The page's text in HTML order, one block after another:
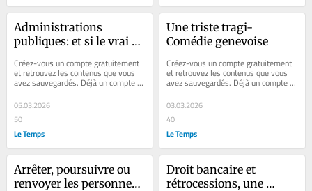
Administrations
publiques: et si le vrai
données des
administrés n’était pas
numérique?
Créez-vous un compte gratuitement
et retrouvez les contenus que vous
avez sauvegardés. Déjà un compte ?
Se connecter Faites plaisir à vos...
05.03.2026
50
Le Temps
Une triste tragi-
Comédie genevoise
Créez-vous un compte gratuitement
et retrouvez les contenus que vous
avez sauvegardés. Déjà un compte ?
Se connecter Faites plaisir à vos...
03.03.2026
40
Le Temps
Arrêter, poursuivre ou
renvoyer les personnes
Droit bancaire et
rétrocessions, une